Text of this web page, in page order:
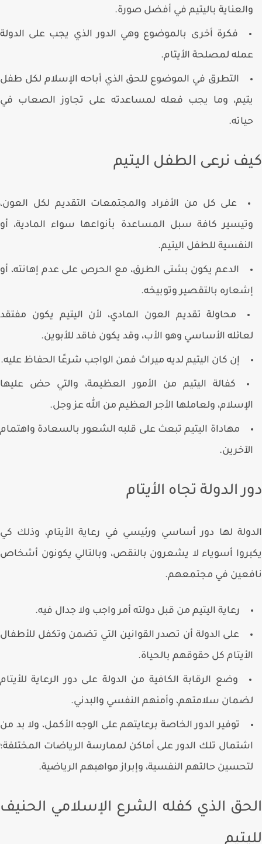
باليتيم في أفضل صورة.
فكرة أخرى بالموضوع وهي الدور الذي يجب على الدولة
لمصلحة الأيتام.
التطرق في الموضوع للحق الذي أباحه الإسلام لكل طفل
وما يجب فعله لمساعدته على تجاوز الصعاب في
نرعى الطفل اليتيم
على كل من الأفراد والمجتمعات التقديم لكل العون،
كافة سبل المساعدة بأنواعها سواء المادية، أو
للطفل اليتيم.
الدعم يكون بشتى الطرق، مع الحرص على عدم إهانته، أو
بالتقصير وتوبيخه.
محاولة تقديم العون المادي، لأن اليتيم يكون مفتقد
الأساسي وهو الأب، وقد يكون فاقد للأبوين.
إن كان اليتيم لديه ميراث فمن الواجب شرعًا الحفاظ عليه.
كفالة اليتيم من الأمور العظيمة، والتي حض عليها
ولعاملها الأجر العظيم من الله عز وجل.
مهاداة اليتيم تبعث على قلبه الشعور بالسعادة واهتمام
الدولة تجاه الأيتام
لها دور أساسي ورئيسي في رعاية الأيتام، وذلك كي
أسوياء لا يشعرون بالنقص، وبالتالي يكونون أشخاص
في مجتمعهم.
رعاية اليتيم من قبل دولته أمر واجب ولا جدال فيه.
على الدولة أن تصدر القوانين التي تضمن وتكفل للأطفال
كل حقوقهم بالحياة.
وضع الرقابة الكافية من الدولة على دور الرعاية للأيتام
سلامتهم، وأمنهم النفسي والبدني.
توفير الدور الخاصة برعايتهم على الوجه الأكمل، ولا بد من
تلك الدور على أماكن لممارسة الرياضات المختلفة؛
حالتهم النفسية، وإبراز مواهبهم الرياضية.
الذي كفله الشرع الإسلامي الحنيف